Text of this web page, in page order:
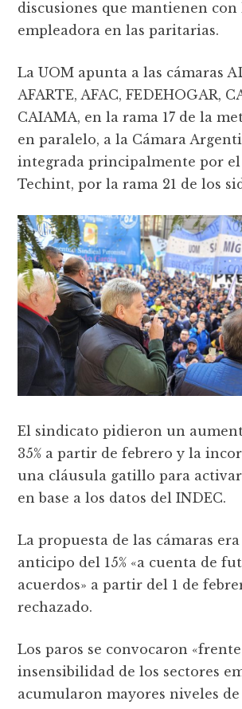
discusiones que mantienen con
empleadora en las paritarias.
La UOM apunta a las cámaras
AFARTE, AFAC, FEDEHOGAR,
CAIAMA, en la rama 17 de la
en paralelo, a la Cámara
integrada principalmente por
Techint, por la rama 21 de los
El sindicato pidieron un
35% a partir de febrero y la
una cláusula gatillo para activar
en base a los datos del INDEC.
La propuesta de las cámaras
anticipo del 15% «a cuenta de
acuerdos» a partir del 1 de
rechazado.
Los paros se convocaron
insensibilidad de los sectores
acumularon mayores niveles